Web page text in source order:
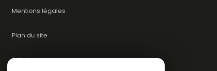
Mentions légales
Plan du site
Admin